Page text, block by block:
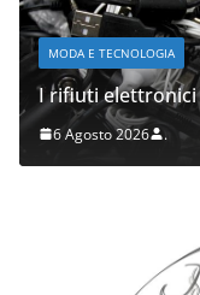
MODA E TECNOLOGIA
I rifiuti elettronici
6 Agosto 2026 .